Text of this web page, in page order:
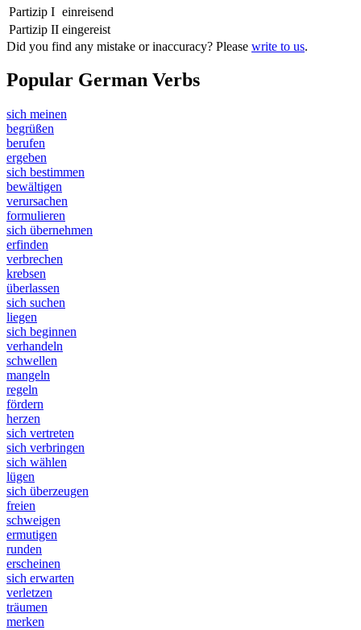
Partizip I einreisend
Partizip II eingereist
Did you find any mistake or inaccuracy? Please write to us.
Popular German Verbs
sich meinen
begrüßen
berufen
ergeben
sich bestimmen
bewältigen
verursachen
formulieren
sich übernehmen
erfinden
verbrechen
krebsen
überlassen
sich suchen
liegen
sich beginnen
verhandeln
schwellen
mangeln
regeln
fördern
herzen
sich vertreten
sich verbringen
sich wählen
lügen
sich überzeugen
freien
schweigen
ermutigen
runden
erscheinen
sich erwarten
verletzen
träumen
merken